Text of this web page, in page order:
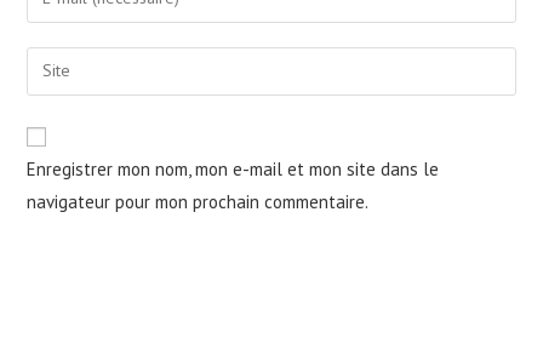
comment
your
email
address
Saisir
l’URL
votre
site
(facultatif)
Enregistrer mon nom, mon e-mail et mon site dans le
navigateur pour mon prochain commentaire.